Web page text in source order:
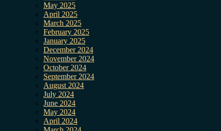
May 2025
April 2025
March 2025
February 2025
January 2025
December 2024
November 2024
October 2024
September 2024
August 2024
July 2024
June 2024
May 2024
April 2024